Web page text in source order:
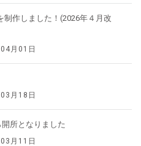
制作しました！(2026年４月改
月01日
月18日
所となりました
月11日